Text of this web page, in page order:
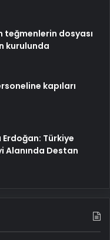
teğmenlerin dosyası
kurulunda
kapıları
Türkiye
Alanında Destan